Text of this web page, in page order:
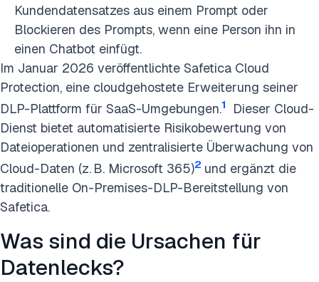
Kundendatensatzes aus einem Prompt oder
Blockieren des Prompts, wenn eine Person ihn in
einen Chatbot einfügt.
Im Januar 2026 veröffentlichte Safetica Cloud
Protection, eine cloudgehostete Erweiterung seiner
DLP-Plattform für SaaS-Umgebungen.1
Dieser Cloud-
Dienst bietet automatisierte Risikobewertung von
Dateioperationen und zentralisierte Überwachung von
Cloud-Daten (z. B. Microsoft 365)2 und ergänzt die
traditionelle On-Premises-DLP-Bereitstellung von
Safetica.
Was sind die Ursachen für
Datenlecks?